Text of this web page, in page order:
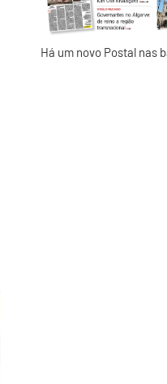
Há um novo Postal nas